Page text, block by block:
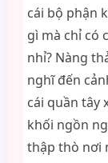
cái bộ phận
gì mà chỉ có
nhỉ? Nàng
nghĩ đến
cái quần tây
khối ngồn
thập thò nơi